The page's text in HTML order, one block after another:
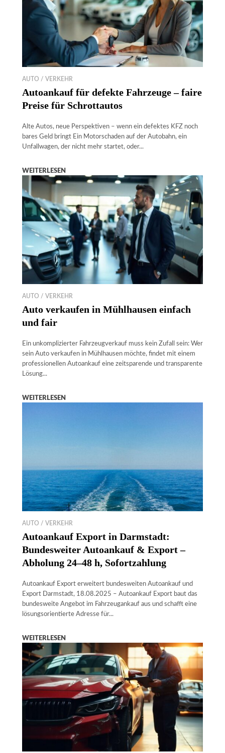
AUTO / VERKEHR
Autoankauf für defekte Fahrzeuge – faire
Preise für Schrottautos
Alte Autos, neue Perspektiven – wenn ein defektes KFZ noch
bares Geld bringt Ein Motorschaden auf der Autobahn, ein
Unfallwagen, der nicht mehr startet, oder...
WEITERLESEN
AUTO / VERKEHR
Auto verkaufen in Mühlhausen einfach
und fair
Ein unkomplizierter Fahrzeugverkauf muss kein Zufall sein: Wer
sein Auto verkaufen in Mühlhausen möchte, findet mit einem
professionellen Autoankauf eine zeitsparende und transparente
Lösung...
WEITERLESEN
AUTO / VERKEHR
Autoankauf Export in Darmstadt:
Bundesweiter Autoankauf & Export –
Abholung 24–48 h, Sofortzahlung
Autoankauf Export erweitert bundesweiten Autoankauf und
Export Darmstadt, 18.08.2025 – Autoankauf Export baut das
bundesweite Angebot im Fahrzeugankauf aus und schafft eine
lösungsorientierte Adresse für...
WEITERLESEN